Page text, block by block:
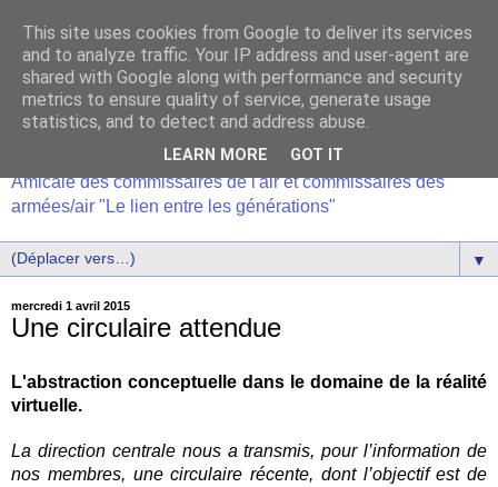
Amicale des commissaires de l'air et commissaires des
armées/air "Le lien entre les générations"
▼
mercredi 1 avril 2015
Une circulaire attendue
L'abstraction conceptuelle dans le domaine de la réalité
virtuelle.
La direction centrale nous a transmis, pour l’information de
nos membres, une circulaire récente, dont l’objectif est de
This site uses cookies from Google to deliver its services
and to analyze traffic. Your IP address and user-agent are
shared with Google along with performance and security
metrics to ensure quality of service, generate usage
statistics, and to detect and address abuse.
LEARN MORE GOT IT